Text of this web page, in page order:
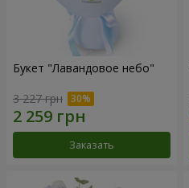
Букет "Лавандовое небо"
3 227 грн
Заказать